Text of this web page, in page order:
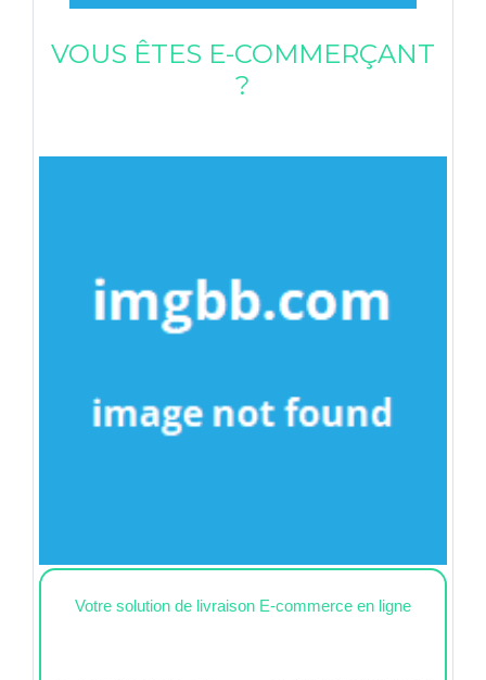
VOUS ÊTES E-COMMERÇANT
?
Votre solution de livraison E-commerce en ligne